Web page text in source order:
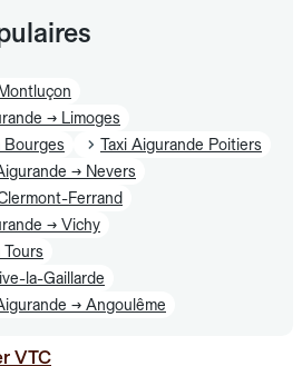
→ Limoges
Bourges
Taxi Aigurande Poitiers
→ Nevers
Ferrand
→ Vichy
Tours
la-Gaillarde
→ Angoulême
VTC